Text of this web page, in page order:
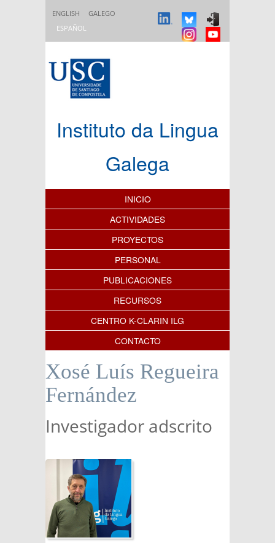
ENGLISH
GALEGO
ESPAÑOL
Instituto da Lingua
Galega
Índice de contenidos
INICIO
ACTIVIDADES
PROYECTOS
PERSONAL
PUBLICACIONES
RECURSOS
CENTRO K-CLARIN ILG
CONTACTO
Xosé Luís Regueira
Fernández
Investigador adscrito